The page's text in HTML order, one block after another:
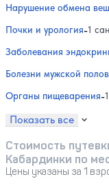
Нарушение обмена
Почки и урология-1
Заболевания
Болезни мужской
Органы пищеварения-
Показать все
Стоимость
Кабардинки по
Цены указаны за 1